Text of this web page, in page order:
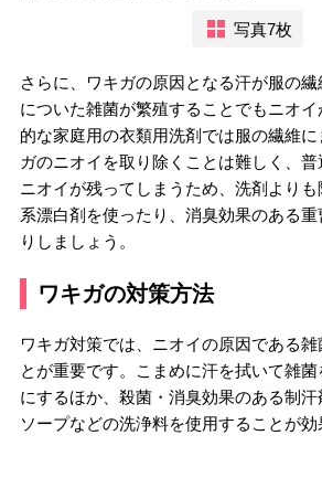
写真7枚
さらに、ワキガの原因となる汗が服の
についた雑菌が繁殖することでもニオ
的な家庭用の衣類用洗剤では服の繊維
ガのニオイを取り除くことは難しく、
ニオイが残ってしまうため、洗剤より
系漂白剤を使ったり、消臭効果のある
りしましょう。
ワキガの対策方法
ワキガ対策では、ニオイの原因である雑
とが重要です。こまめに汗を拭いて雑菌
にするほか、殺菌・消臭効果のある制
ソープなどの洗浄料を使用することが効